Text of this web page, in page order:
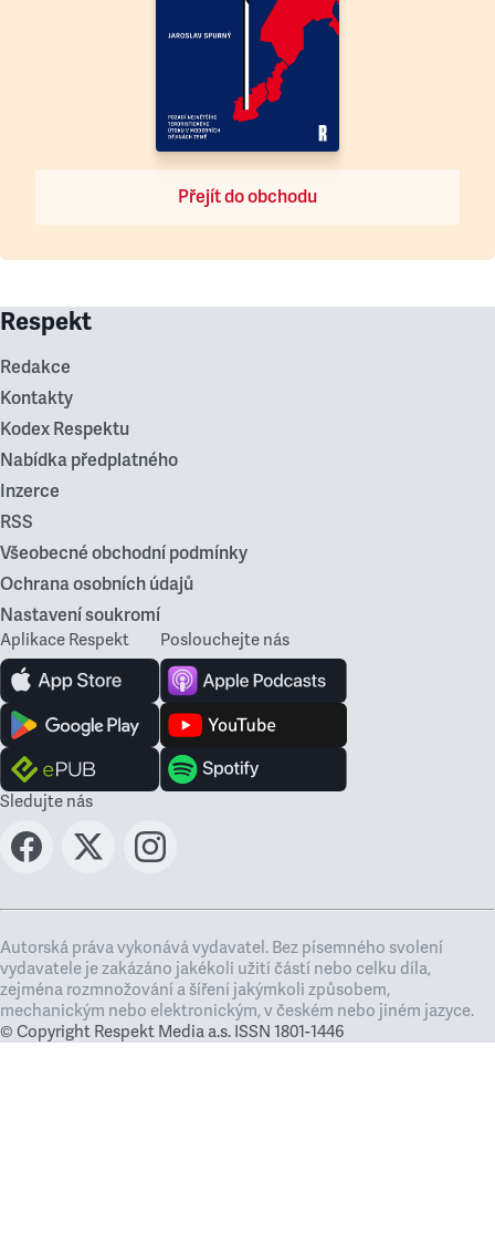
Přejít do obchodu
Respekt
Redakce
Kontakty
Kodex Respektu
Nabídka předplatného
Inzerce
RSS
Všeobecné obchodní podmínky
Ochrana osobních údajů
Nastavení soukromí
Aplikace Respekt Poslouchejte nás
Sledujte nás
Autorská práva vykonává vydavatel. Bez písemného svolení
vydavatele je zakázáno jakékoli užití částí nebo celku díla,
zejména rozmnožování a šíření jakýmkoli způsobem,
mechanickým nebo elektronickým, v českém nebo jiném jazyce.
© Copyright Respekt Media a.s. ISSN 1801-1446